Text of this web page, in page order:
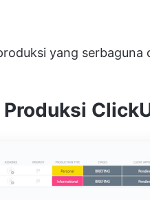
yang serbaguna